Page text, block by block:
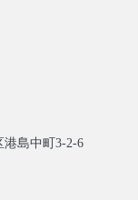
港島中町3-2-6